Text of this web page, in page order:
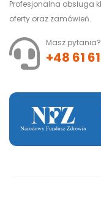
Profesjonalna obsługa
oferty oraz zamówień.
Masz pytania?
+48 61